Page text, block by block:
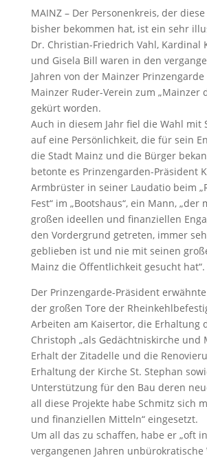
MAINZ – Der Personenkreis, der
bisher bekommen hat, ist ein sehr
Dr. Christian-Friedrich Vahl, Kardinal
und Gisela Bill waren in den
Jahren von der Mainzer
Mainzer Ruder-Verein zum „Mainzer
gekürt worden.
Auch in diesem Jahr fiel die Wahl mit
auf eine Persönlichkeit, die für sein
die Stadt Mainz und die Bürger
betonte es Prinzengarden-Präsident
Armbrüster in seiner Laudatio beim
Fest“ im „Bootshaus“, ein Mann, „der
großen ideellen und finanziellen
den Vordergrund getreten, immer
geblieben ist und nie mit seinen
Mainz die Öffentlichkeit gesucht hat“.
Der Prinzengarde-Präsident
der großen Tore der
Arbeiten am Kaisertor, die Erhaltung
Christoph „als Gedächtniskirche und
Erhalt der Zitadelle und die
Erhaltung der Kirche St. Stephan
Unterstützung für den Bau deren
all diese Projekte habe Schmitz sich
und finanziellen Mitteln“ eingesetzt.
Um all das zu schaffen, habe er „oft
vergangenen Jahren unbürokratische